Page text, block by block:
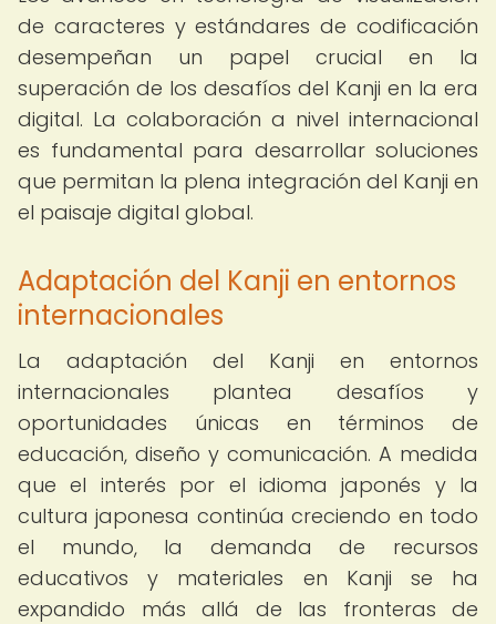
de caracteres y estándares de codificación
desempeñan un papel crucial en la
superación de los desafíos del Kanji en la era
digital. La colaboración a nivel internacional
es fundamental para desarrollar soluciones
que permitan la plena integración del Kanji en
el paisaje digital global.
Adaptación del Kanji en entornos
internacionales
La adaptación del Kanji en entornos
internacionales plantea desafíos y
oportunidades únicas en términos de
educación, diseño y comunicación. A medida
que el interés por el idioma japonés y la
cultura japonesa continúa creciendo en todo
el mundo, la demanda de recursos
educativos y materiales en Kanji se ha
expandido más allá de las fronteras de